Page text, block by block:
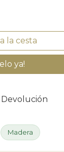
ya!
Madera